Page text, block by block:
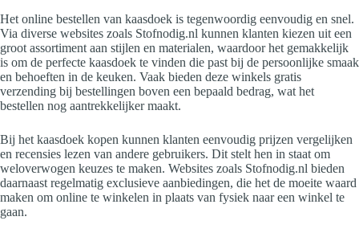
Het online bestellen van kaasdoek is tegenwoordig eenvoudig en snel.
Via diverse websites zoals Stofnodig.nl kunnen klanten kiezen uit een
groot assortiment aan stijlen en materialen, waardoor het gemakkelijk
is om de perfecte kaasdoek te vinden die past bij de persoonlijke smaak
en behoeften in de keuken. Vaak bieden deze winkels gratis
verzending bij bestellingen boven een bepaald bedrag, wat het
bestellen nog aantrekkelijker maakt.
Bij het kaasdoek kopen kunnen klanten eenvoudig prijzen vergelijken
en recensies lezen van andere gebruikers. Dit stelt hen in staat om
weloverwogen keuzes te maken. Websites zoals Stofnodig.nl bieden
daarnaast regelmatig exclusieve aanbiedingen, die het de moeite waard
maken om online te winkelen in plaats van fysiek naar een winkel te
gaan.